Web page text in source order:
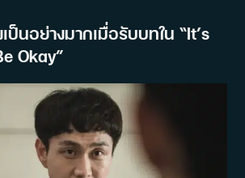
เป็นอย่างมากเมื่อรับบทใน“It’s
Okay”